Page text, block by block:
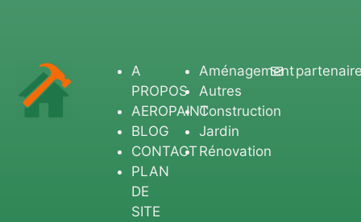
A
PROPOS
AEROPAINT
BLOG
CONTACT
PLAN
DE
SITE
Aménagement
Autres
Construction
Jardin
Rénovation